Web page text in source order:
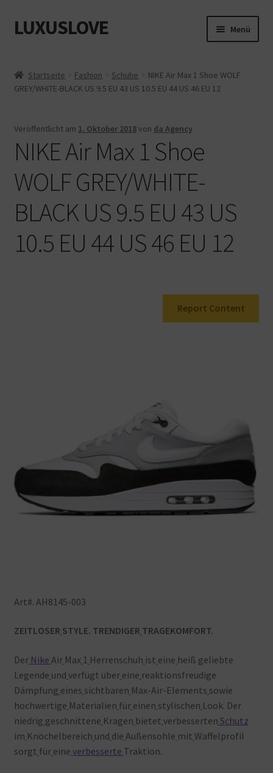
Zur
Navigation
Zum
Inhalt
LUXUSLOVE Menü
Cookie-Richtlinie (EU)
Datenschutz
Impressum
Kasse
Mein Konto
Shop
Startseite Fashion Schuhe
NIKE Air Max 1 Shoe WOLF
GREY/WHITE-BLACK US 9.5 EU 43 US 10.5 EU 44 US 46 EU 12
Veröffentlicht am 1. Oktober 2018von da Agency
NIKE Air Max 1 Shoe
WOLF GREY/WHITE-
BLACK US 9.5 EU 43 US
10.5 EU 44 US 46 EU 12
Report Content
Art#. AH8145-003
ZEITLOSER STYLE. TRENDIGER TRAGEKOMFORT.
Der Nike Air Max 1 Herrenschuh ist eine heiß geliebte
Legende und verfügt über eine reaktionsfreudige
Dämpfung eines sichtbaren Max-Air-Elements sowie
hochwertige Materialien für einen stylischen Look. Der
niedrig geschnittene Kragen bietet verbesserten Schutz
im Knöchelbereich und die Außensohle mit Waffelprofil
sorgt für eine verbesserte Traktion.